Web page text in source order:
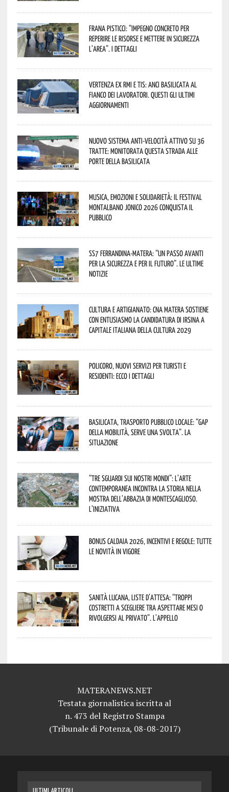
Frana Pisticci: “Impegno concreto per
reperire le risorse e mettere in sicurezza
l’area”. I dettagli
Vertenza ex RMI e TIS: ANCI Basilicata al
fianco dei lavoratori. Questi gli ultimi
aggiornamenti
Nuovo sistema anti-velocità attivo su 36
tratte: monitorata questa strada alle
porte della Basilicata
Musica, emozioni e solidarietà: il Festival
Montalbano Jonico 2026 conquista il
pubblico
SS7 Ferrandina-Matera: “Un passo avanti
per la sicurezza e per il futuro”. Le ultime
notizie
Cultura e Artigianato: CNA Matera sostiene
con entusiasmo la candidatura di Irsina a
Capitale Italiana della Cultura 2029
Policoro, nuovi servizi per turisti e
residenti: ecco i dettagli
Basilicata, trasporto pubblico locale: “Gap
della mobilità, serve una svolta”. La
situazione
“Tre Sguardi sui Nostri Mondi”: l’arte
contemporanea incontra la storia nella
mostra dell’Abbazia di Montescaglioso.
L’iniziativa
Bonus caldaia 2026, incentivi e regole: tutte
le novità in vigore
Sanità lucana, liste d’attesa: “Troppi
costretti a scegliere tra aspettare mesi o
rivolgersi al privato”. L’appello
MATERANEWS.NET
Testata giornalistica iscritta al
n. 473 del Registro Stampa
(Tribunale di Potenza, 08-08-2017)